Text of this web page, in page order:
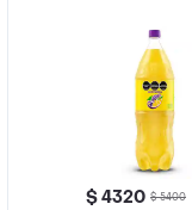
$ 4320 $ 5400